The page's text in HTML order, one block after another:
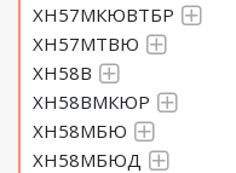
ХН57МКЮВТБР
ХН57МТВЮ
ХН58В
ХН58ВМКЮР
ХН58МБЮ
ХН58МБЮД